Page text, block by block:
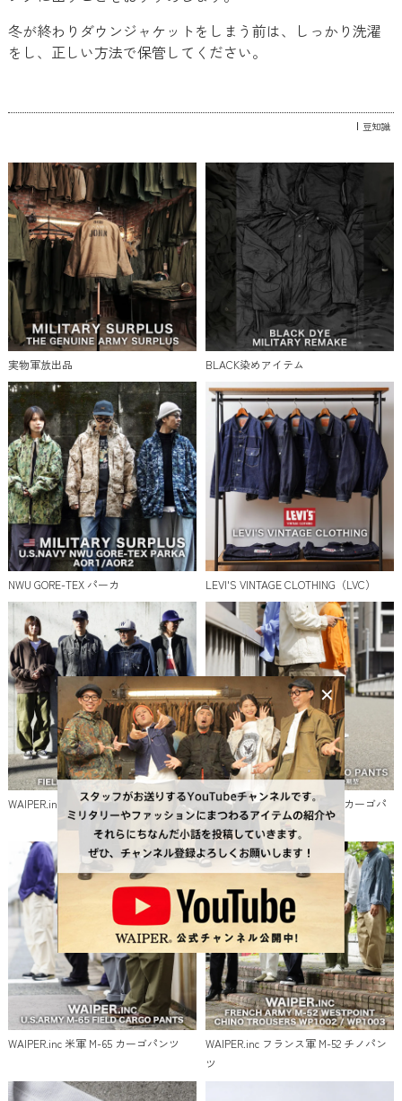
冬が終わりダウンジャケットをしまう前は、しっかり洗濯
をし、正しい方法で保管してください。
豆知識
実物軍放出品 BLACK染めアイテム
NWU GORE-TEX パーカ LEVI'S VINTAGE CLOTHING（LVC）
WAIPER.inc 米軍 M-51 カーゴパンツ
WAIPER.inc フランス軍 M-47 カーゴパ
ンツ
WAIPER.inc 米軍 M-65 カーゴパンツ
WAIPER.inc フランス軍 M-52 チノパン
ツ